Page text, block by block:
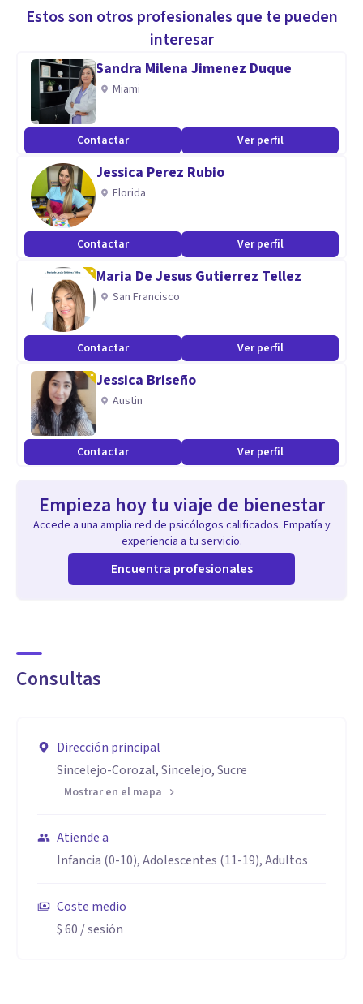
Aptitudes
Depresión, Sexualidad, Bulling, Abuso de Sustancias,
Ideaciones Suicidas
Conflictos Familiares.
Estos son otros profesionales que te pueden
interesar
Sandra Milena Jimenez Duque
Miami
Contactar Ver perfil
Jessica Perez Rubio
Florida
Contactar Ver perfil
Maria De Jesus Gutierrez Tellez
San Francisco
Contactar Ver perfil
Jessica Briseño
Austin
Contactar Ver perfil
Empieza hoy tu viaje de bienestar
Accede a una amplia red de psicólogos calificados. Empatía y
experiencia a tu servicio.
Encuentra profesionales
Consultas
Dirección principal
Sincelejo-Corozal, Sincelejo, Sucre
Mostrar en el mapa
Atiende a
Infancia (0-10), Adolescentes (11-19), Adultos
Coste medio
$ 60 / sesión